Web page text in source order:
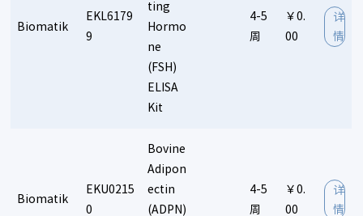
Biomatik
EKL6179
9
ting
Hormo
ne
(FSH)
ELISA
Kit
4-5
周
￥0.
00
详
情
Biomatik
EKU0215
0
Bovine
Adipon
ectin
(ADPN)
4-5
周
￥0.
00
详
情